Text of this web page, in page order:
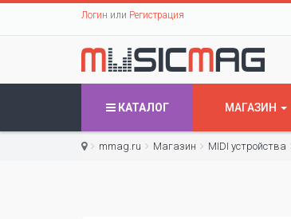
Логин или Регистрация
КАТАЛОГ МАГАЗИН
mmag.ru Магазин МIDI устройства